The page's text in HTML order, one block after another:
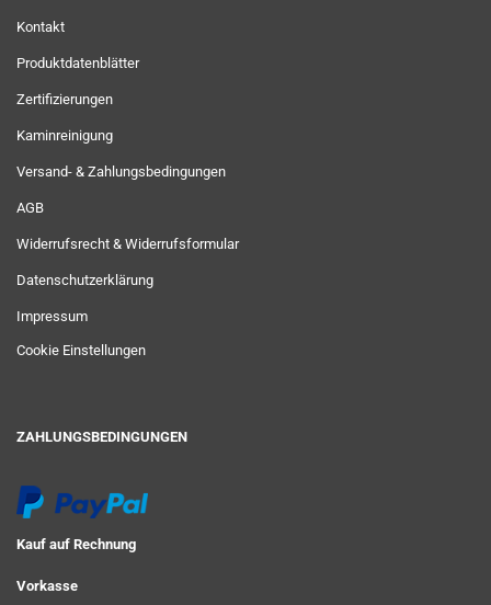
Kontakt
Produktdatenblätter
Zertifizierungen
Kaminreinigung
Versand- & Zahlungsbedingungen
AGB
Widerrufsrecht & Widerrufsformular
Datenschutzerklärung
Impressum
Cookie Einstellungen
ZAHLUNGSBEDINGUNGEN
Kauf auf Rechnung
Vorkasse